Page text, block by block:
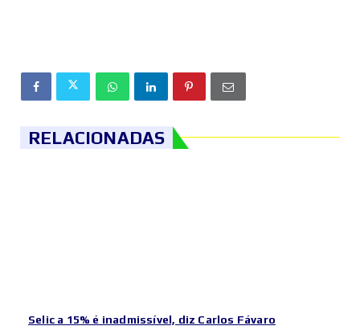
RELACIONADAS
Selic a 15% é inadmissível, diz Carlos Fávaro